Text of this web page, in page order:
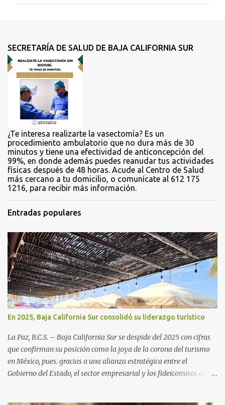
t
a
r
o
SECRETARÍA DE SALUD DE BAJA CALIFORNIA SUR
¿Te interesa realizarte la vasectomía? Es un
procedimiento ambulatorio que no dura más de 30
minutos y tiene una efectividad de anticoncepción del
99%, en donde además puedes reanudar tus actividades
físicas después de 48 horas. Acude al Centro de Salud
más cercano a tu domicilio, o comunícate al 612 175
1216, para recibir más información.
Entradas populares
En 2025, Baja California Sur consolidó su liderazgo turístico
La Paz, B.C.S. – Baja California Sur se despide del 2025 con cifras
que confirman su posición como la joya de la corona del turismo
en México, pues. gracias a una alianza estratégica entre el
Gobierno del Estado, el sector empresarial y los fideicomisos de